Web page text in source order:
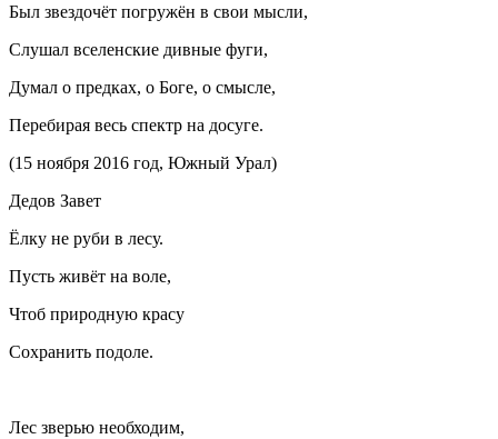
Был звездочёт погружён в свои мысли,
Слушал вселенские дивные фуги,
Думал о предках, о Боге, о смысле,
Перебирая весь спектр на досуге.
(15 ноября 2016 год, Южный Урал)
Дедов Завет
Ёлку не руби в лесу.
Пусть живёт на воле,
Чтоб природную красу
Сохранить подоле.
Лес зверью необходим,